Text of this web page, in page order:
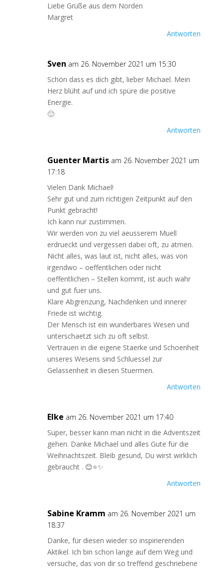
Liebe Grüße aus dem Norden
Margret
Antworten
Sven am 26. November 2021 um 15:30
Schön dass es dich gibt, lieber Michael. Mein
Herz blüht auf und ich spüre die positive
Energie.
🙂
Antworten
Guenter Martis am 26. November 2021 um
17:18
Vielen Dank Michael!
Sehr gut und zum richtigen Zeitpunkt auf den
Punkt gebracht!
Ich kann nur zustimmen.
Wir werden von zu viel aeusserem Muell
erdrueckt und vergessen dabei oft, zu atmen.
Nicht alles, was laut ist, nicht alles, was von
irgendwo – oeffentlichen oder nicht
oeffentlichen – Stellen kommt, ist auch wahr
und gut fuer uns.
Klare Abgrenzung, Nachdenken und innerer
Friede ist wichtig.
Der Mensch ist ein wunderbares Wesen und
unterschaetzt sich zu oft selbst.
Vertrauen in die eigene Staerke und Schoenheit
unseres Wesens sind Schluessel zur
Gelassenheit in diesen Stuermen.
Antworten
Elke am 26. November 2021 um 17:40
Super, besser kann man nicht in die Adventszeit
gehen. Danke Michael und alles Gute für die
Weihnachtszeit. Bleib gesund, Du wirst wirklich
gebraucht . 😊⭐️✨
Antworten
Sabine Kramm am 26. November 2021 um
18:37
Danke, für diesen wieder so inspirierenden
Aktikel. Ich bin schon lange auf dem Weg und
versuche, das von dir so treffend geschriebene